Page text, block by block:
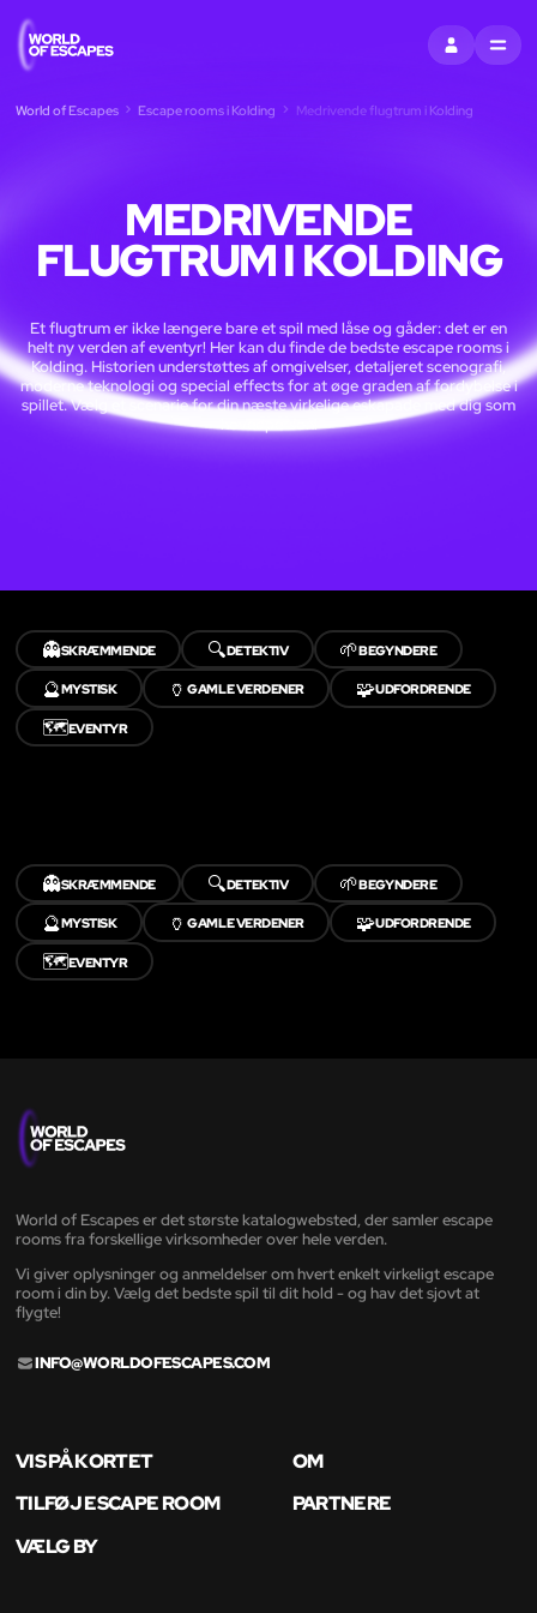
LOG INDMENU
World of Escapes Escape rooms i Kolding Medrivende flugtrum i Kolding
MEDRIVENDE
FLUGTRUM I KOLDING
Et flugtrum er ikke længere bare et spil med låse og gåder: det er en
helt ny verden af eventyr! Her kan du finde de bedste escape rooms i
Kolding. Historien understøttes af omgivelser, detaljeret scenografi,
moderne teknologi og special effects for at øge graden af fordybelse i
spillet. Vælg et scenarie for din næste virkelige eskapade med dig som
hovedperson!
👻SKRÆMMENDE 🔍DETEKTIV 🌱BEGYNDERE
🔮MYSTISK 🏺GAMLE VERDENER 🧩UDFORDRENDE
🗺️EVENTYR
👻SKRÆMMENDE 🔍DETEKTIV 🌱BEGYNDERE
🔮MYSTISK 🏺GAMLE VERDENER 🧩UDFORDRENDE
🗺️EVENTYR
World of Escapes er det største katalogwebsted, der samler escape
rooms fra forskellige virksomheder over hele verden.
Vi giver oplysninger og anmeldelser om hvert enkelt virkeligt escape
room i din by. Vælg det bedste spil til dit hold - og hav det sjovt at
flygte!
INFO@WORLDOFESCAPES.COM
VIS PÅ KORTET
OM
TILFØJ ESCAPE ROOM
PARTNERE
VÆLG BY